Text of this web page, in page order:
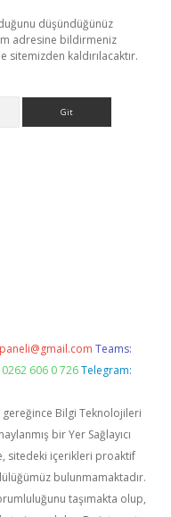
düşündüğünüz
adresine bildirmeniz
kaldırılacaktır.
Teams:
606 0 726 Telegram:
gereğince Bilgi Teknolojileri
bir Yer Sağlayıcı
sitedeki içerikleri proaktif
bulunmamaktadır.
taşımakta olup,